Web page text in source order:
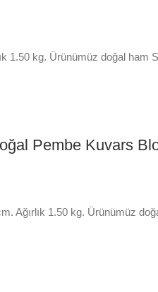
kg. Ürünümüz doğal ham
Pembe Kuvars
Ağırlık 1.50 kg. Ürünümüz